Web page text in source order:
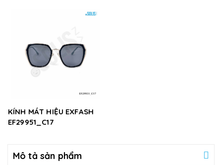
KÍNH MÁT HIỆU EXFASH
EF29951_C17
Mô tả sản phẩm